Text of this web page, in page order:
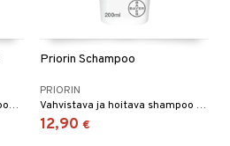
Runsaasti kosteuttava shampoo, joka ravitsee hiuksia ja hiuspohjaa.
Priorin Schampoo
PRIORIN
Vahvistava ja hoitava shampoo sisältäen luonnollisia kasviuutteita, glykoproteiineja ja B5-provitamiineja, raviten hiuksia.
12,90 €